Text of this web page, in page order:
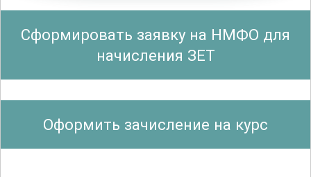
обеспечить его долгосрочную
эксплуатацию.
машинами требует строгого
соблюдениятехники безопасностии
Сформировать заявку на НМФО для
начисления ЗЕТ
Оформить зачисление на курс